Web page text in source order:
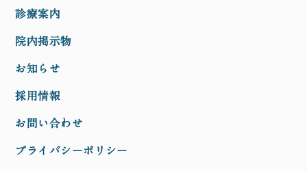
診療案内
院内掲示物
お知らせ
採用情報
お問い合わせ
プライバシーポリシー